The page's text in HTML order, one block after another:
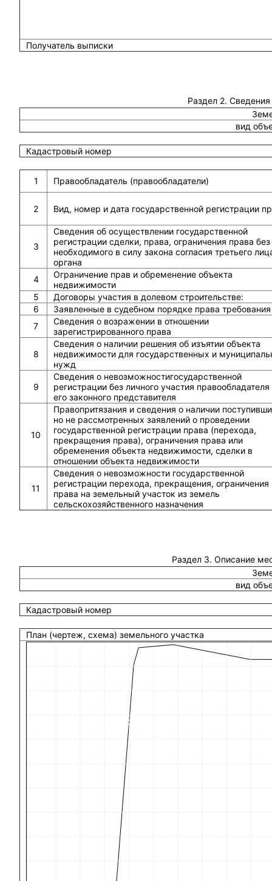
Получатель выписки
Раздел 2.
вид
Кадастровый номер
1 Правообладатель (правообладатели)
2 Вид, номер и дата государственной регистрации
3
Сведения об осуществлении государственной
регистрации сделки, права, ограничения права без
необходимого в силу закона согласия третьего
органа
4
Ограничение прав и обременение объекта
недвижимости
5
Договоры участия в долевом строительстве:
6
Заявленные в судебном порядке права требования
7
Сведения о возражении в отношении
зарегистрированного права
8
Сведения о наличии решения об изъятии объекта
недвижимости для государственных и
нужд
9
Сведения о невозможностигосударственной
регистрации без личного участия правообладателя
его законного представителя
10
Правопритязания и сведения о наличии
но не рассмотренных заявлений о проведении
государственной регистрации права (перехода,
прекращения права), ограничения права или
обременения объекта недвижимости, сделки в
отношении объекта недвижимости
11
Сведения о невозможности государственной
регистрации перехода, прекращения, ограничения
права на земельный участок из земель
сельскохозяйственного назначения
Раздел 3. Описание
вид
Кадастровый номер
План (чертеж, схема) земельного участка